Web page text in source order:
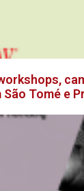
São Tomé e